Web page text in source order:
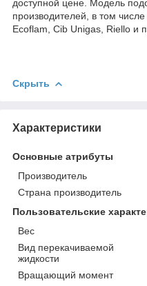
доступной цене. Модель
производителей, в том
Ecoflam, Cib Unigas, Riello и
Скрыть
Характеристики
Основные атрибуты
Производитель
Страна производитель
Пользовательские
Вес
Вид перекачиваемой
жидкости
Вращающий момент